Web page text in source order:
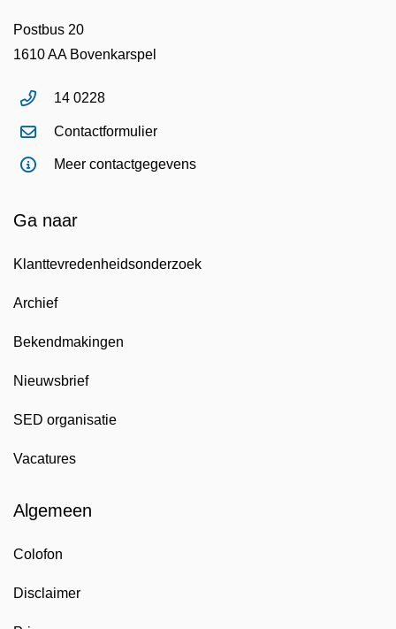
Postbus 20
1610 AA Bovenkarspel
14 0228
Contactformulier
Meer contactgegevens
Ga naar
Klanttevredenheidsonderzoek
Archief
Bekendmakingen
Nieuwsbrief
SED organisatie
Vacatures
Algemeen
Colofon
Disclaimer